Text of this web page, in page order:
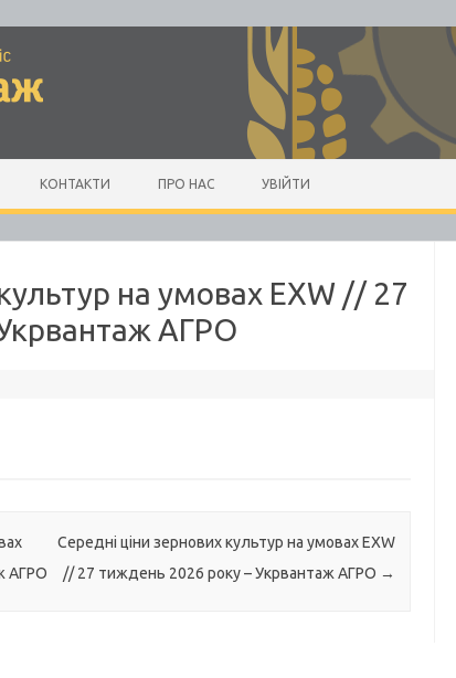
КОНТАКТИ ПРО НАС УВІЙТИ
на умовах EXW // 27
АГРО
АГРО
Середні ціни зернових культур на умовах EXW
// 27 тиждень 2026 року – Укрвантаж АГРО →